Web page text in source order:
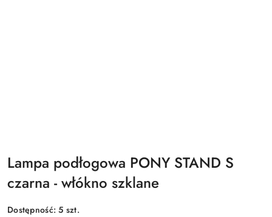
Lampa podłogowa PONY STAND S
czarna - włókno szklane
Dostępność:5 szt.